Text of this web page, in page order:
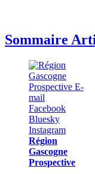
Sommaire
Région
Gascogne
Prospective